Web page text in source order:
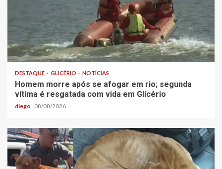
DESTAQUE GLICÉRIO NOTÍCIAS
Homem morre após se afogar em rio; segunda
vítima é resgatada com vida em Glicério
diego 08/08/2026